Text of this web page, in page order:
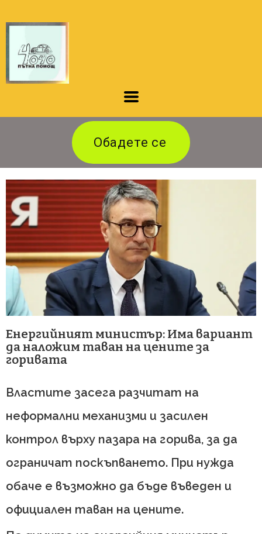
Обадете се
Енергийният министър: Има вариант
да наложим таван на цените за
горивата
Властите засега разчитат на
неформални механизми и засилен
контрол върху пазара на горива, за да
ограничат поскъпването. При нужда
обаче е възможно да бъде въведен и
официален таван на цените.